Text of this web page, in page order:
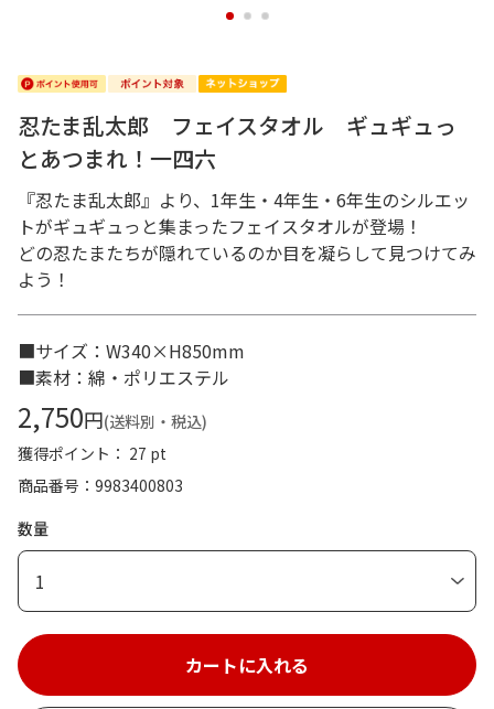
1 2 3
忍たま乱太郎 フェイスタオル ギュギュっ
とあつまれ！一四六
『忍たま乱太郎』より、1年生・4年生・6年生のシルエッ
トがギュギュっと集まったフェイスタオルが登場！
どの忍たまたちが隠れているのか目を凝らして見つけてみ
よう！
■サイズ：W340×H850mm
■素材：綿・ポリエステル
2,750円(送料別・税込)
獲得ポイント： 27 pt
商品番号
9983400803
数量
1